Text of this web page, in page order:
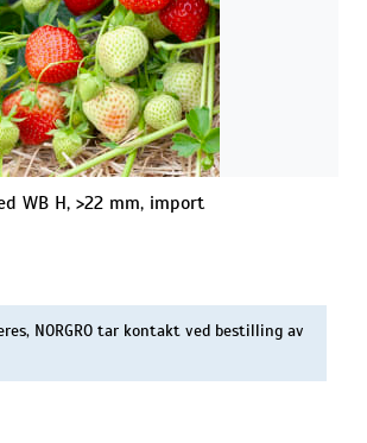
WB H, >22 mm, import
NORGRO tar kontakt ved bestilling av